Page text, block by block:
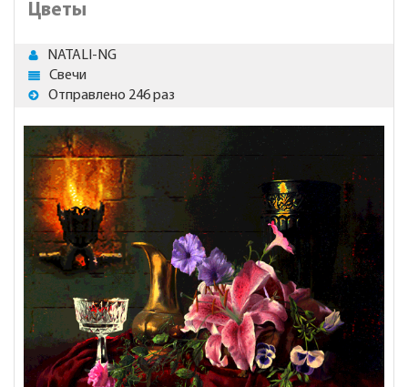
Цветы
NATALI-NG
Свечи
Отправлено 246 раз